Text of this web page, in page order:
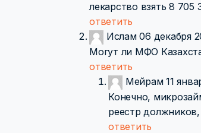
лекарство взять 8
ответить
Ислам 06 декабря
Могут ли МФО
ответить
Мейрам 11
Конечно,
реестр
ответить